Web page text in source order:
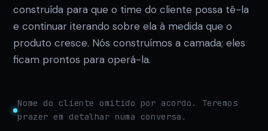
construída para que o time do cliente possa tê-la
e continuar iterando sobre ela à medida que o
produto cresce. Nós construímos a camada; eles
ficam prontos para operá-la.
Nome do cliente omitido por acordo. Teremos
prazer em detalhar numa conversa.